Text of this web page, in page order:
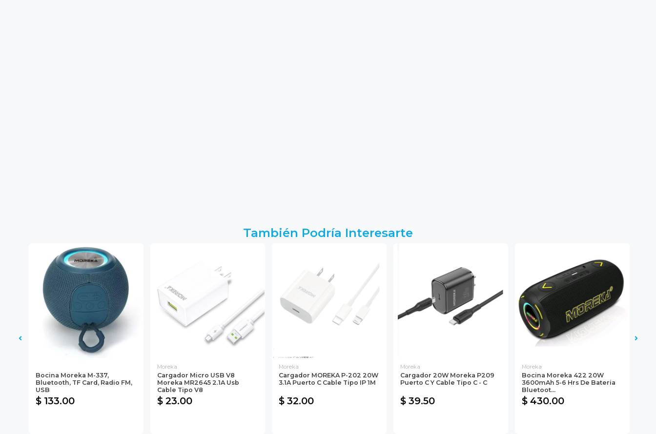
También Podría Interesarte
Bocina Moreka M-337,
Bluetooth, TF Card, Radio FM,
USB
$ 133.00
Moreka
Cargador Micro USB V8
Moreka MR2645 2.1A Usb
Cable Tipo V8
$ 23.00
Moreka
Cargador MOREKA P-202 20W
3.1A Puerto C Cable Tipo IP 1M
$ 32.00
Moreka
Cargador 20W Moreka P209
Puerto C Y Cable Tipo C - C
$ 39.50
Moreka
Bocina Moreka 422 20W
3600mAh 5-6 Hrs De Bateria
Bluetoot...
$ 430.00